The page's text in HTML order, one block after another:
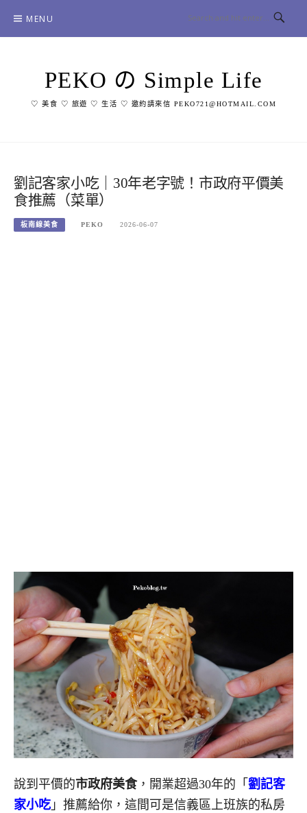
content
MENU
PEKO の Simple Life
♡ 美食 ♡ 旅遊 ♡ 生活 ♡ 邀約請來信 PEKO721@HOTMAIL.COM
劉記客家小吃｜30年老字號！市政府平價美
食推薦（菜單）
板南線美食 PEKO 2026-06-07
說到平價的市政府美食，開業超過30年的「 劉記客
家小吃」推薦給你，這間可是信義區上班族的私房